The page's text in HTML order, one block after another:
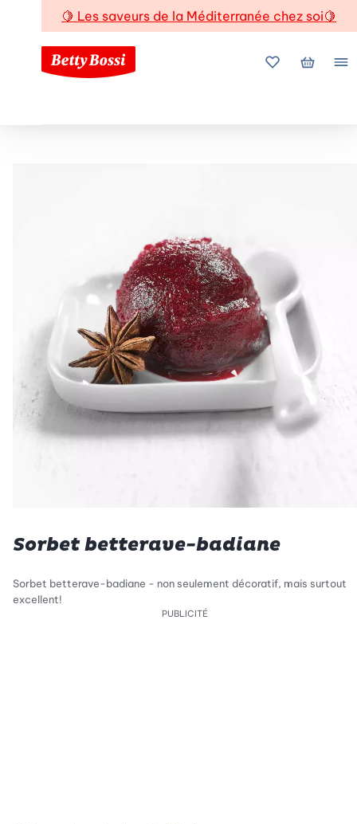
🍋 Les saveurs de la Méditerranée chez soi🍋
Mes favoris
Mon
Sorbet betterave-badiane
Sorbet betterave-badiane - non seulement décoratif, mais surtout
excellent!
PUBLICITÉ